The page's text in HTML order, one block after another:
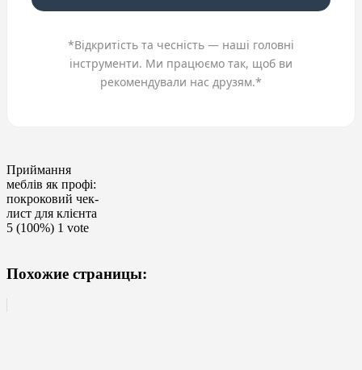
*Відкритість та чесність — наші головні
інструменти. Ми працюємо так, щоб ви
рекомендували нас друзям.*
Приймання
меблів як профі:
покроковий чек-
лист для клієнта
5 (100%) 1 vote
Похожие страницы: